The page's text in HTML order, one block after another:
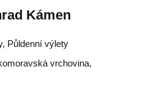
Kámen
Půldenní výlety
vrchovina,